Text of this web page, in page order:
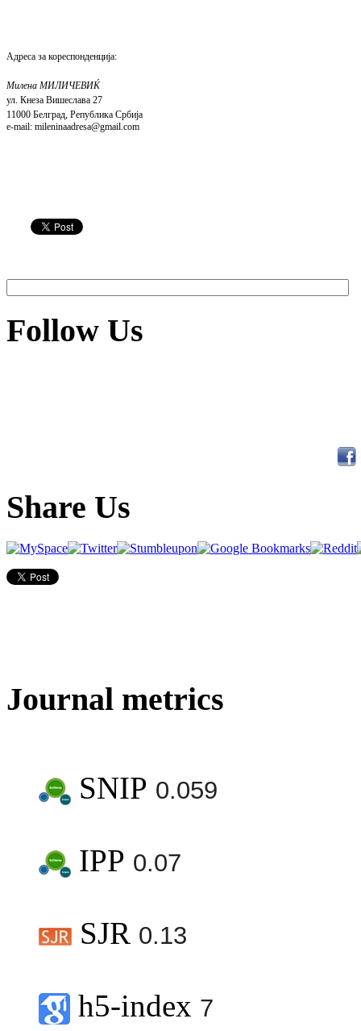
Адреса за кореспонденција:
Милена МИЛИЧЕВИЌ
ул. Кнеза Вишеслава 27
11000 Белград, Република Србија
e-mail: mileninaadresa@gmail.com
Follow Us
Share Us
Journal metrics
SNIP 0.059
IPP 0.07
SJR 0.13
h5-index 7